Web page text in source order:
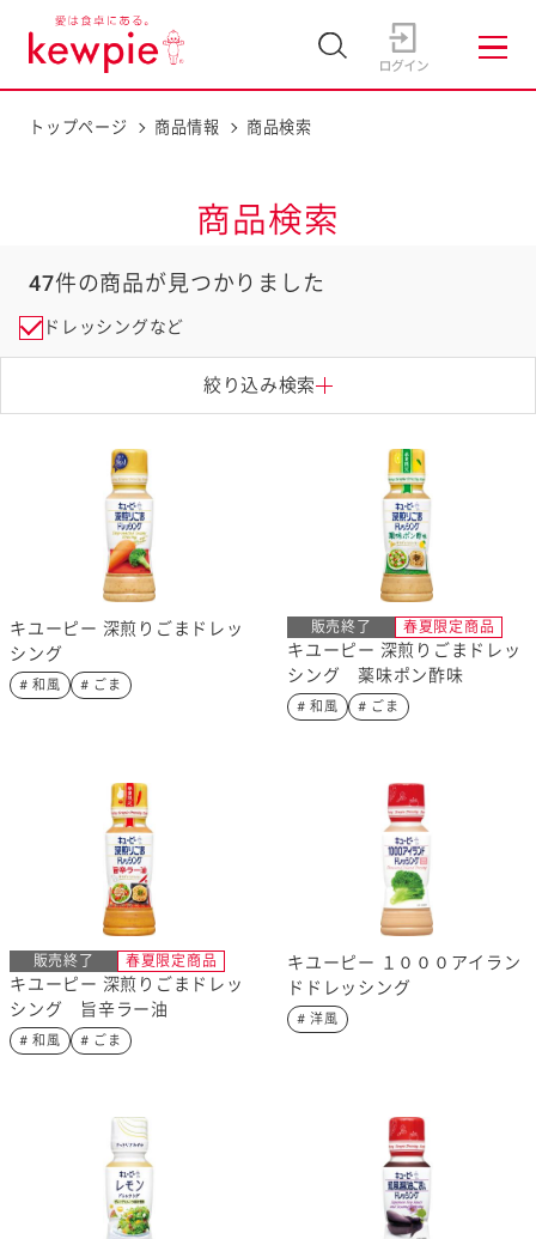
トップページ 商品情報 商品検索
商品検索
# 機能性表示食品 # ノンオイル
# プラントベースフード # 和風
# 中華その他
カテゴリー
タードなど
料理の素・調理ソース
卵関連品
栄養・健康ケア商品
ジャム、スプレッドな
✕全て選択解除
絞り込み検索
47件の商品が見つかりました
ドレッシングなど
絞り込み検索
キユーピー 深煎りごまドレッ
シング
# 和風 # ごま
販売終了 春夏限定商品
キユーピー 深煎りごまドレッ
シング 薬味ポン酢味
# 和風 # ごま
販売終了 春夏限定商品
キユーピー 深煎りごまドレッ
シング 旨辛ラー油
# 和風 # ごま
キユーピー １０００アイラン
ドドレッシング
# 洋風